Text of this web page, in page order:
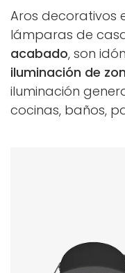
Aros decorativos
lámparas de
acabado, son
iluminación de
iluminación
cocinas, baños,